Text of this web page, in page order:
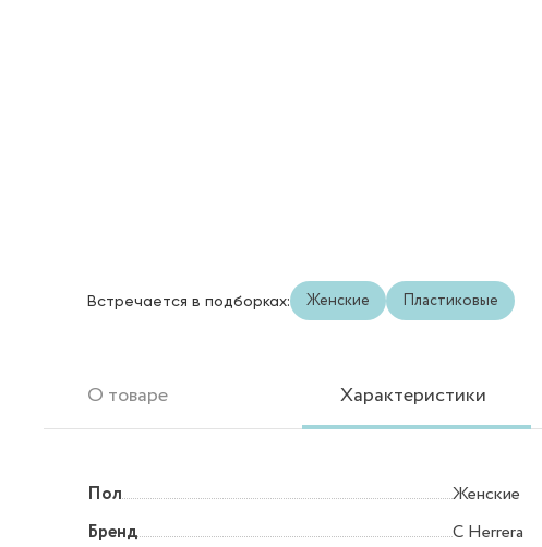
Встречается в подборках: Женские Пластиковые
О товаре Характеристики
Пол
Женские
Бренд
C Herrera